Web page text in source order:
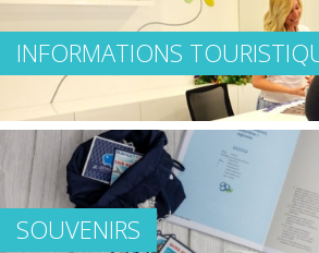
INFORMATIONS
SOUVENIRS